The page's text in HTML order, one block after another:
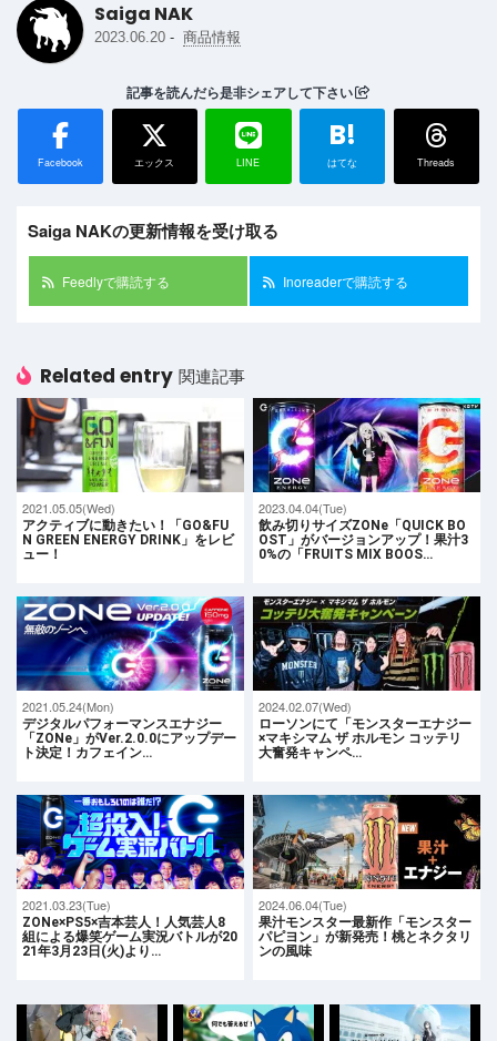
Saiga NAK
2023.06.20 - 商品情報
記事を読んだら是非シェアして下さい
Facebook エックス LINE
B!
はてな Threads
Saiga NAKの更新情報を受け取る
Feedlyで購読する Inoreaderで購読する
Related entry 関連記事
2021.05.05(Wed)
アクティブに動きたい！「GO&FU
N GREEN ENERGY DRINK」をレビ
ュー！
2023.04.04(Tue)
飲み切りサイズZONe「QUICK BO
OST」がバージョンアップ！果汁3
0%の「FRUITS MIX BOOS…
2021.05.24(Mon)
デジタルパフォーマンスエナジー
「ZONe」がVer.2.0.0にアップデー
ト決定！カフェイン…
2024.02.07(Wed)
ローソンにて「モンスターエナジー
×マキシマム ザ ホルモン コッテリ
大奮発キャンペ…
2021.03.23(Tue)
ZONe×PS5×吉本芸人！人気芸人8
組による爆笑ゲーム実況バトルが20
21年3月23日(火)より…
2024.06.04(Tue)
果汁モンスター最新作「モンスター
パピヨン」が新発売！桃とネクタリ
ンの風味